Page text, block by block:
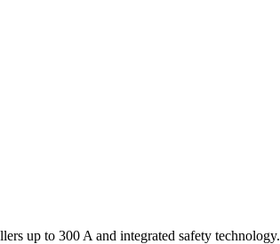
up to 300 A and integrated safety technology.